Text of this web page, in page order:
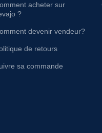
acheter sur
?
devenir vendeur?
de retours
sa commande